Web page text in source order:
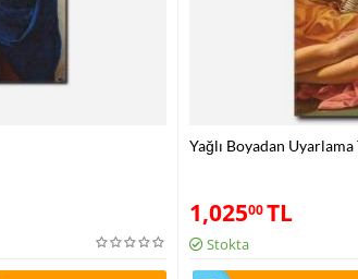
Yağlı Boyadan
1,02500TL
Stokta